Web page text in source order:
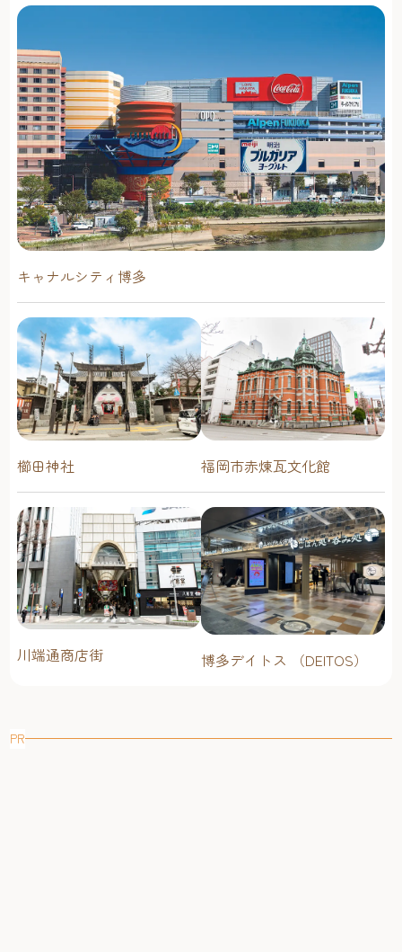
キャナルシティ博多
櫛田神社 福岡市赤煉瓦文化館
川端通商店街 博多デイトス （DEITOS）
PR